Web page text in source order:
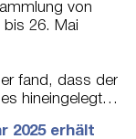
2025 für die
zu…
von
26. Mai
fand, dass der
hineingelegt
2025 erhält